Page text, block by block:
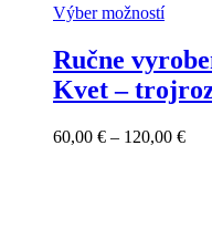
Výber možností
Ručne
Kvet –
60,00 € – 120,00 €Price